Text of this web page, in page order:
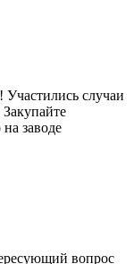
Участились случаи
заводе
вопрос